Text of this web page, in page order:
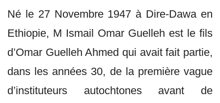
Né le 27 Novembre 1947 à Dire-Dawa en
Ethiopie, M Ismail Omar Guelleh est le fils
d’Omar Guelleh Ahmed qui avait fait partie,
dans les années 30, de la première vague
d’instituteurs autochtones avant de